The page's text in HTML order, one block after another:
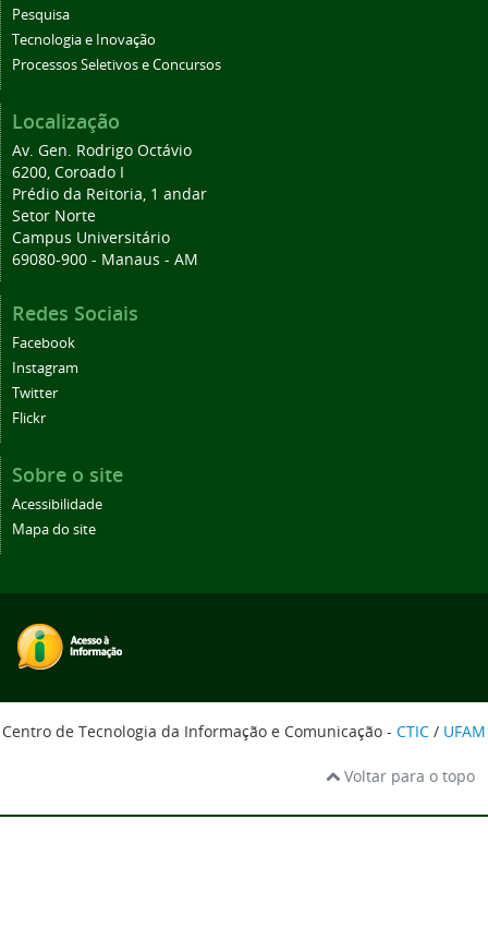
Pesquisa
Tecnologia e Inovação
Processos Seletivos e Concursos
Localização
Av. Gen. Rodrigo Octávio
6200, Coroado I
Prédio da Reitoria, 1 andar
Setor Norte
Campus Universitário
69080-900 - Manaus - AM
Redes Sociais
Facebook
Instagram
Twitter
Flickr
Sobre o site
Acessibilidade
Mapa do site
Centro de Tecnologia da Informação e Comunicação - CTIC / UFAM
Voltar para o topo